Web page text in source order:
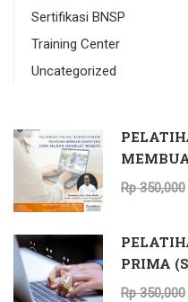
Sertifikasi BNSP
Training Center
Uncategorized
Rp 350,000
PRIMA
Rp 350,000